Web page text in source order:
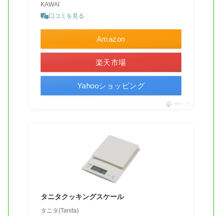
KAWAI
口コミを見る
Amazon
楽天市場
Yahooショッピング
ポチップ
タニタクッキングスケール
タニタ(Tanita)